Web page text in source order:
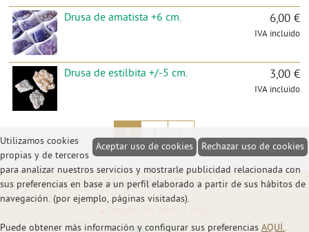
Drusa de amatista +6 cm. 6,00 €
IVA incluido
Drusa de estilbita +/-5 cm. 3,00 €
IVA incluido
Ver en: Móvil |Clásico
Rechazar uso de cookies
Aceptar uso de cookies
Utilizamos cookies
propias y de terceros
para analizar nuestros servicios y mostrarle publicidad relacionada con
sus preferencias en base a un perfil elaborado a partir de sus hábitos de
navegación. (por ejemplo, páginas visitadas).
Puede obtener más información y configurar sus preferencias AQUÍ..